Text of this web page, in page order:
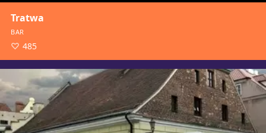
Tratwa
BAR
485